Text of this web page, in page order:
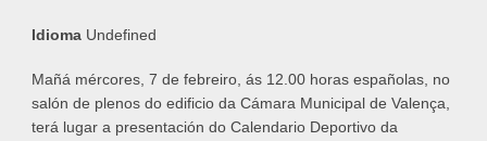
Idioma Undefined
Mañá mércores, 7 de febreiro, ás 12.00 horas españolas, no
salón de plenos do edificio da Cámara Municipal de Valença,
terá lugar a presentación do Calendario Deportivo da